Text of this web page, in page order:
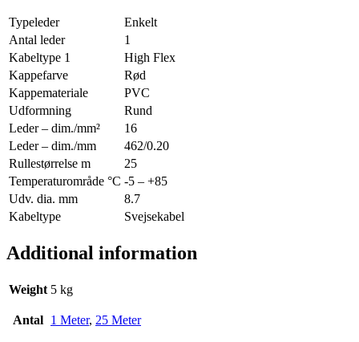
Typeleder
Enkelt
Antal leder
1
Kabeltype 1
High Flex
Kappefarve
Rød
Kappemateriale
PVC
Udformning
Rund
Leder – dim./mm²
16
Leder – dim./mm
462/0.20
Rullestørrelse m
25
Temperaturområde °C -5 – +85
Udv. dia. mm
8.7
Kabeltype
Svejsekabel
Additional information
Weight 5 kg
Antal 1 Meter, 25 Meter